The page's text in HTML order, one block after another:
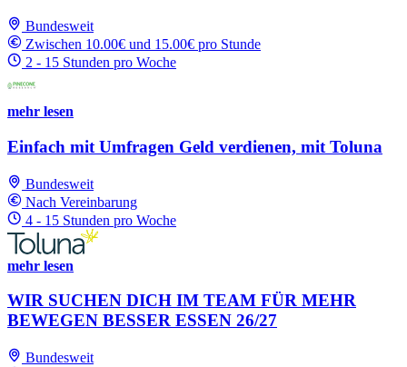
Bundesweit
Zwischen 10.00€ und 15.00€ pro Stunde
2 - 15 Stunden pro Woche
mehr lesen
Einfach mit Umfragen Geld verdienen, mit Toluna
Bundesweit
Nach Vereinbarung
4 - 15 Stunden pro Woche
mehr lesen
WIR SUCHEN DICH IM TEAM FÜR MEHR
BEWEGEN BESSER ESSEN 26/27
Bundesweit